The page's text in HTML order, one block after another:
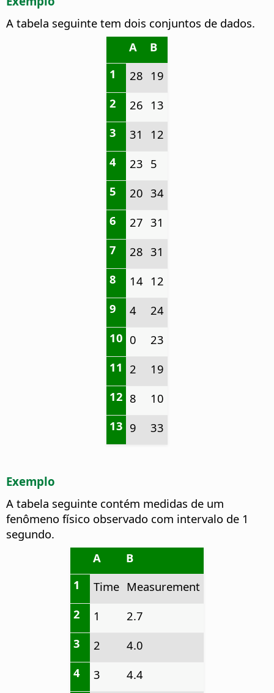
A tabela seguinte tem dois conjuntos de dados.
A
B
1
28 19
2
26 13
3
31
12
4
23 5
5
20 34
6
27 31
7
28 31
8
14 12
9
4
24
10 0
23
11 2
19
12 8
10
13 9 33
Exemplo
A tabela seguinte contém medidas de um
fenômeno físico observado com intervalo de 1
segundo.
A
B
1
Time Measurement
2
1
2.7
3
2
4.0
4
3
4.4